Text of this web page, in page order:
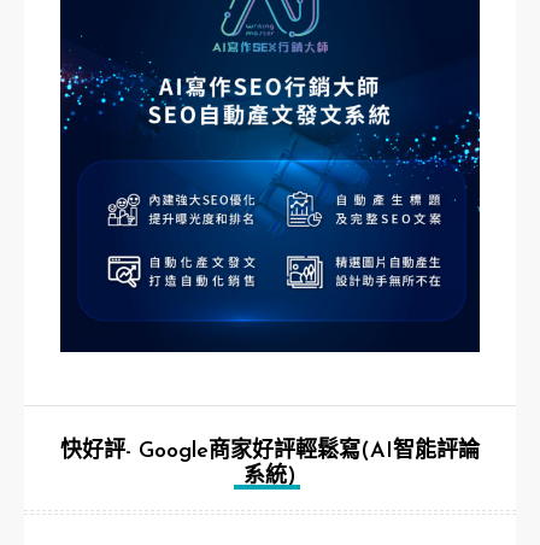
快好評- Google商家好評輕鬆寫(AI智能評論
系統)